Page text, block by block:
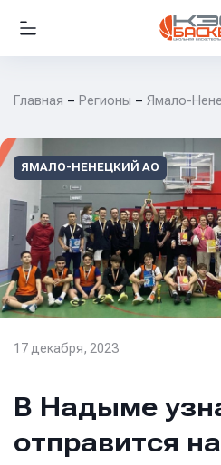
Главная Регионы Ямало-
ЯМАЛО-НЕНЕЦКИЙ АО
17 декабря, 2023
В Надыме
отправится на